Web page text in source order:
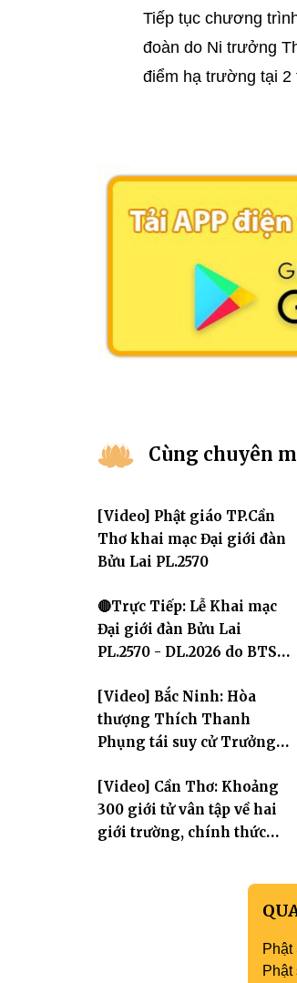
Tiếp tục chương
đoàn do Ni trưởng
điểm hạ trường tại 2
Cùng chuyên
[Video] Phật giáo TP.Cần
Thơ khai mạc Đại giới đàn
Bửu Lai PL.2570
🔴Trực Tiếp: Lễ Khai mạc
Đại giới đàn Bửu Lai
PL.2570 - DL.2026 do BTS
chức
[Video] Bắc Ninh: Hòa
thượng Thích Thanh
Phụng tái suy cử Trưởng
[Video] Cần Thơ: Khoảng
300 giới tử vân tập về hai
giới trường, chính thức
Phật